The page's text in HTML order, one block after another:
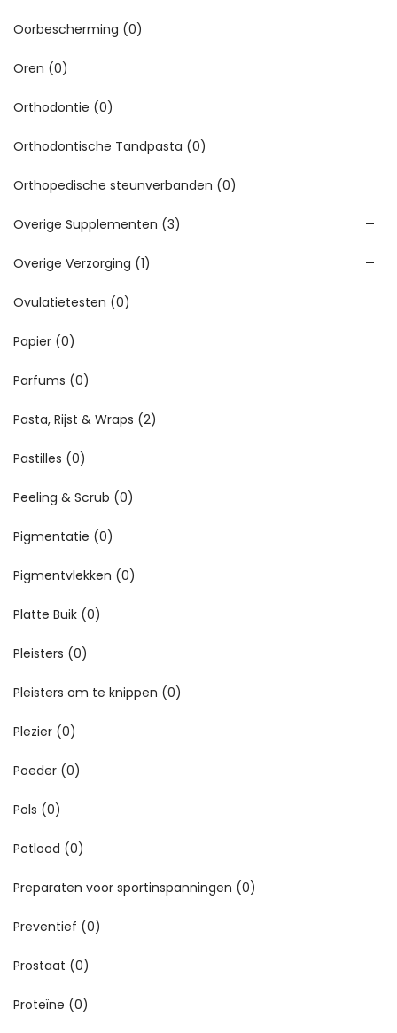
Oorbescherming (0)
Oren (0)
Orthodontie (0)
Orthodontische Tandpasta (0)
Orthopedische steunverbanden (0)
Overige Supplementen (3)
Overige Verzorging (1)
Ovulatietesten (0)
Papier (0)
Parfums (0)
Pasta, Rijst & Wraps (2)
Pastilles (0)
Peeling & Scrub (0)
Pigmentatie (0)
Pigmentvlekken (0)
Platte Buik (0)
Pleisters (0)
Pleisters om te knippen (0)
Plezier (0)
Poeder (0)
Pols (0)
Potlood (0)
Preparaten voor sportinspanningen (0)
Preventief (0)
Prostaat (0)
Proteïne (0)